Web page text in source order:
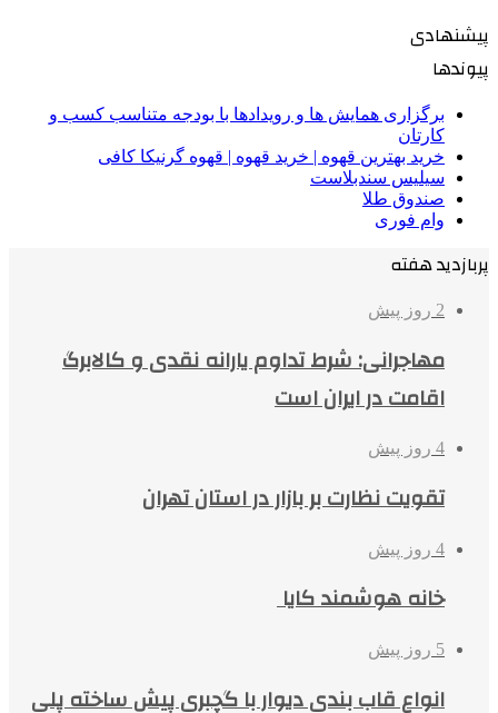
پیشنهادی
پیوندها
برگزاری همایش ها و رویدادها با بودجه متناسب کسب و
کارتان
خرید بهترین قهوه | خرید قهوه | قهوه گرنیکا کافی
سیلیس سندبلاست
صندوق طلا
وام فوری
پربازدید هفته
2 روز پیش
مهاجرانی: شرط تداوم یارانه نقدی و کالابرگ
اقامت در ایران است
4 روز پیش
تقویت نظارت بر بازار در استان تهران
4 روز پیش
خانه هوشمند کایا
5 روز پیش
انواع قاب بندی دیوار با گچبری پیش ساخته پلی